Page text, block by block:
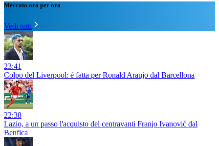
Mercato ora per ora
Vedi tutti
23:41
Colpo del Liverpool: è fatta per Ronald Araujo dal Barcellona
22:38
Lazio, a un passo l'acquisto del centravanti Franjo Ivanović dal
Benfica